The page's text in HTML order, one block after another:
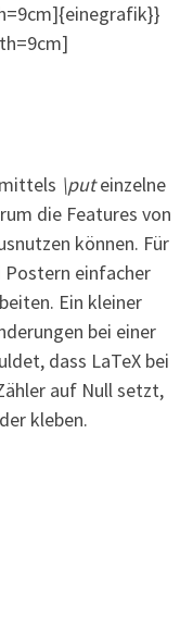
\puteinzelne
die Features von
können. Für
Postern einfacher
Ein kleiner
bei einer
dass LaTeX bei
auf Null setzt,
kleben.